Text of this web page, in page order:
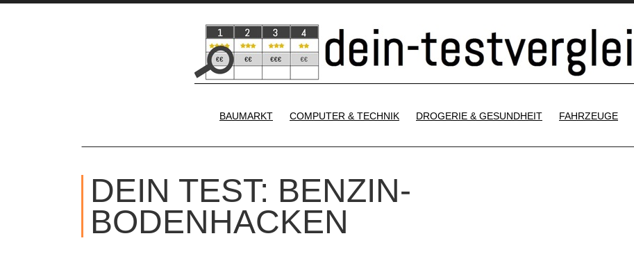
BAUMARKT
COMPUTER & TECHNIK DROGERIE & GESUNDHEIT FAHRZEUGE
DEIN TEST: BENZIN-
BODENHACKEN